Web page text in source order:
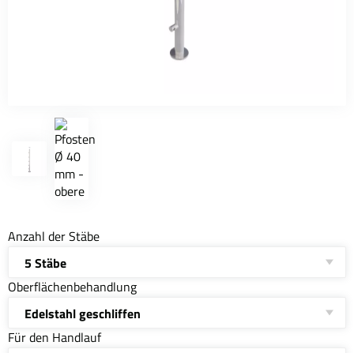
Anzahl der Stäbe
5 Stäbe
Oberflächenbehandlung
Edelstahl geschliffen
Für den Handlauf